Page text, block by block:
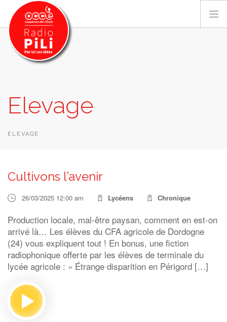
GRILLE DES PROGRAMMES
EMISSIONS / PODCASTS
RECHERCHER
Elevage
ELEVAGE
Cultivons l’avenir
26/03/2025 12:00 am Lycéens Chronique
Production locale, mal-être paysan, comment en est-on
arrivé là… Les élèves du CFA agricole de Dordogne
(24) vous expliquent tout ! En bonus, une fiction
radiophonique offerte par les élèves de terminale du
lycée agricole : « Étrange disparition en Périgord […]